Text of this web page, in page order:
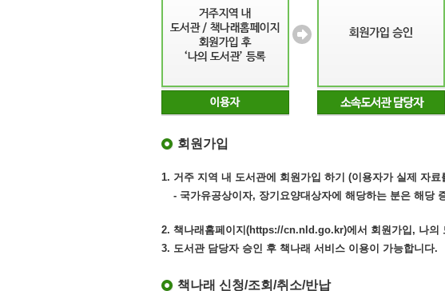
회원가입
1. 거주 지역 내 도서관에 회원가입 하기 (이용자가 실제 자
- 국가유공상이자, 장기요양대상자에 해당하는 분은 해당
2. 책나래홈페이지(https://cn.nld.go.kr)에서 회원가입, 나의
3. 도서관 담당자 승인 후 책나래 서비스 이용이 가능합니다.
책나래 신청/조회/취소/반납